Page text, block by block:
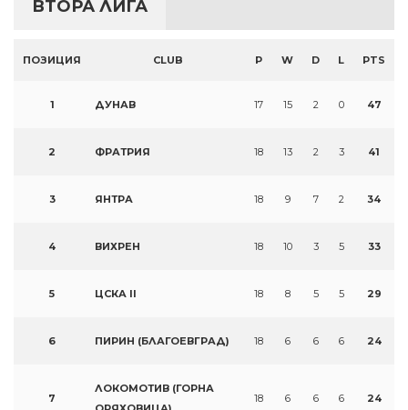
ВТОРА ЛИГА
ПОЗИЦИЯ CLUB P W D L PTS
1 ДУНАВ 17 15 2 0 47
2 ФРАТРИЯ 18 13 2 3 41
3 ЯНТРА 18 9 7 2 34
4 ВИХРЕН 18 10 3 5 33
5 ЦСКА II 18 8 5 5 29
6 ПИРИН (БЛАГОЕВГРАД) 18 6 6 6 24
7
ЛОКОМОТИВ (ГОРНА
18 6 6 6 24